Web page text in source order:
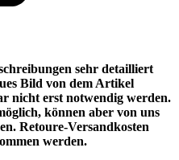
sehr detailliert
Bild von dem Artikel
nicht erst notwendig werden.
können aber von uns
Retoure-Versandkosten
werden.